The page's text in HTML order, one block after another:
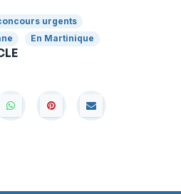
urgents
En Martinique